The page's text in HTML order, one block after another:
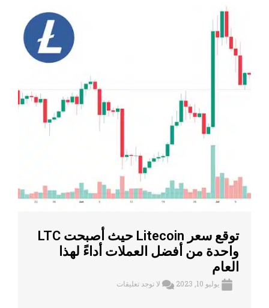
توقع سعر Litecoin حيث أصبحت LTC
واحدة من أفضل العملات أداءً لهذا
العام
يوليو 10, 2023 لا توجد تعليقات